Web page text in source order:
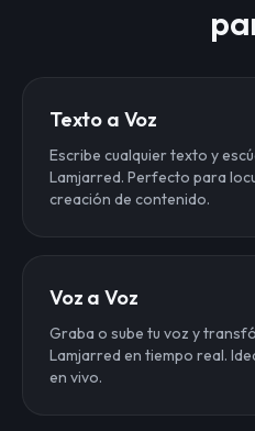
Texto a Voz
Escribe cualquier texto y
Lamjarred. Perfecto para
creación de contenido.
Voz a Voz
Graba o sube tu voz y
Lamjarred en tiempo real.
en vivo.